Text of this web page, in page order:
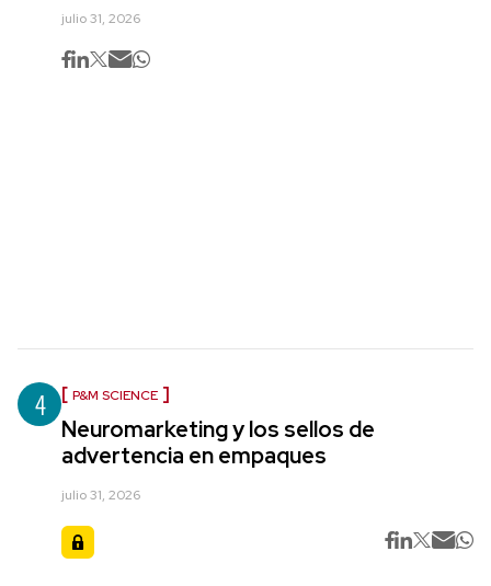
julio 31, 2026
4 P&M SCIENCE
Neuromarketing y los sellos de
advertencia en empaques
julio 31, 2026